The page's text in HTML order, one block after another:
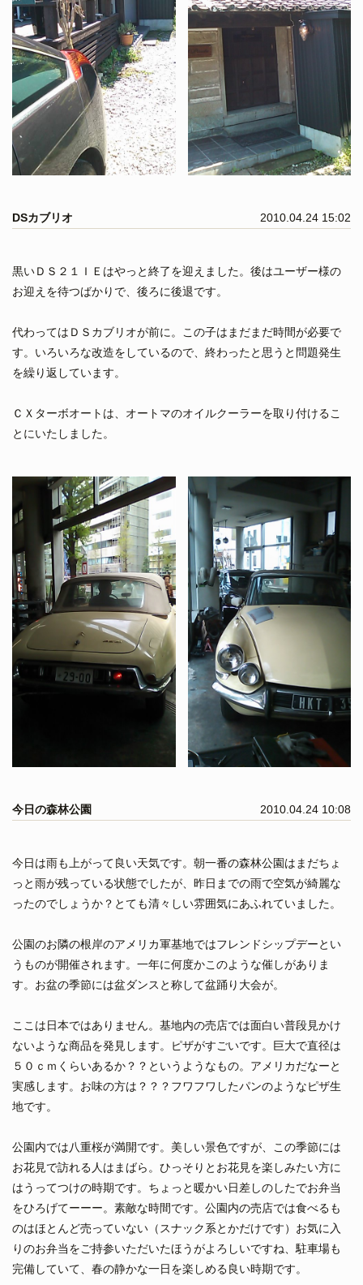
DSカブリオ 2010.04.24 15:02
黒いＤＳ２１ＩＥはやっと終了を迎えました。後はユーザー様の
お迎えを待つばかりで、後ろに後退です。
代わってはＤＳカブリオが前に。この子はまだまだ時間が必要で
す。いろいろな改造をしているので、終わったと思うと問題発生
を繰り返しています。
ＣＸターボオートは、オートマのオイルクーラーを取り付けるこ
とにいたしました。
今日の森林公園 2010.04.24 10:08
今日は雨も上がって良い天気です。朝一番の森林公園はまだちょ
っと雨が残っている状態でしたが、昨日までの雨で空気が綺麗な
ったのでしょうか？とても清々しい雰囲気にあふれていました。
公園のお隣の根岸のアメリカ軍基地ではフレンドシップデーとい
うものが開催されます。一年に何度かこのような催しがありま
す。お盆の季節には盆ダンスと称して盆踊り大会が。
ここは日本ではありません。基地内の売店では面白い普段見かけ
ないような商品を発見します。ピザがすごいです。巨大で直径は
５０ｃｍくらいあるか？？というようなもの。アメリカだなーと
実感します。お味の方は？？？フワフワしたパンのようなピザ生
地です。
公園内では八重桜が満開です。美しい景色ですが、この季節には
お花見で訪れる人はまばら。ひっそりとお花見を楽しみたい方に
はうってつけの時期です。ちょっと暖かい日差しのしたでお弁当
をひろげてーーー。素敵な時間です。公園内の売店では食べるも
のはほとんど売っていない（スナック系とかだけです）お気に入
りのお弁当をご持参いただいたほうがよろしいですね、駐車場も
完備していて、春の静かな一日を楽しめる良い時期です。